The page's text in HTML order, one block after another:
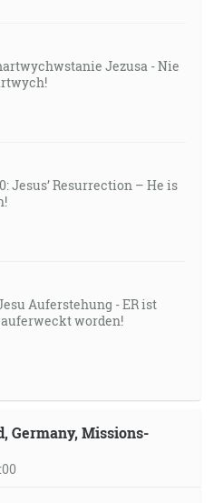
Jezusa - Nie
Jesus’ Resurrection – He is
Auferstehung - ER ist
worden!
Germany, Missions-